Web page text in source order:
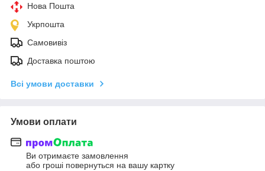
Нова Пошта
Укрпошта
Самовивіз
Доставка поштою
Всі умови доставки
Умови оплати
Ви отримаєте замовлення
або гроші повернуться на вашу картку